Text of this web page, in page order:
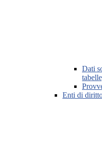
Dati
Enti di